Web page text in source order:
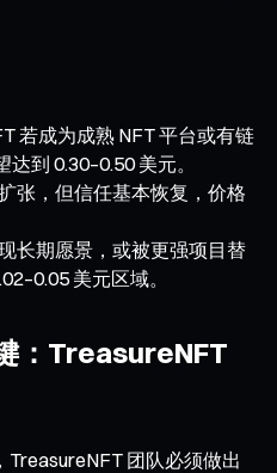
若成为成熟 NFT 平台或有链
到 0.30–0.50 美元。
张，但信任基本恢复，价格
长期愿景，或被更强项目替
美元区域。
：TreasureNFT
团队必须做出